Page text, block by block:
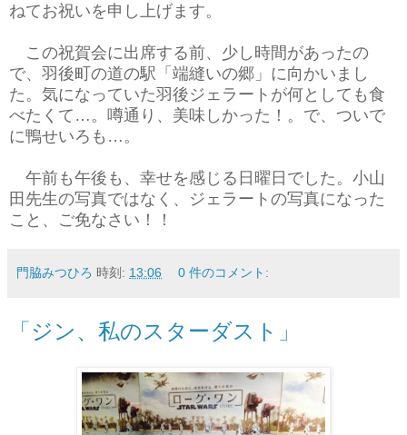
ねてお祝いを申し上げます。
この祝賀会に出席する前、少し時間があったの
で、羽後町の道の駅「端縫いの郷」に向かいまし
た。気になっていた羽後ジェラートが何としても食
べたくて…。噂通り、美味しかった！。で、ついで
に鴨せいろも…。
午前も午後も、幸せを感じる日曜日でした。小山
田先生の写真ではなく、ジェラートの写真になった
こと、ご免なさい！！
門脇みつひろ 時刻: 13:06 0 件のコメント:
「ジン、私のスターダスト」